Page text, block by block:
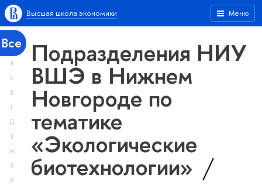
Меню
Высшая школа экономики
Все
А
Б
В
Г
Д
Е
Ж
З
И
Подразделения НИУ
ВШЭ в Нижнем
Новгороде по
тематике
«Экологические
биотехнологии»